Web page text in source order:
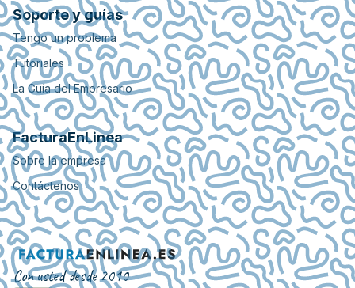
Soporte y guías
Tengo un problema
Tutoriales
La Guía del Empresario
FacturaEnLinea
Sobre la empresa
Contáctenos
Con usted desde 2010